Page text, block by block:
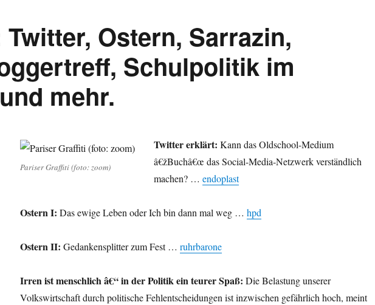
Ostern, Sarrazin,
Schulpolitik im
mehr.
Pariser Graffiti (foto: zoom)
Twitter erklärt: Kann das Oldschool-Medium
â€žBuchâ€œ das Social-Media-Netzwerk verständlich
machen? … endoplast
Ostern I: Das ewige Leben oder Ich bin dann mal weg … hpd
Ostern II: Gedankensplitter zum Fest … ruhrbarone
Irren ist menschlich â€“ in der Politik ein teurer Spaß: Die Belastung unserer
Volkswirtschaft durch politische Fehlentscheidungen ist inzwischen gefährlich hoch, meint